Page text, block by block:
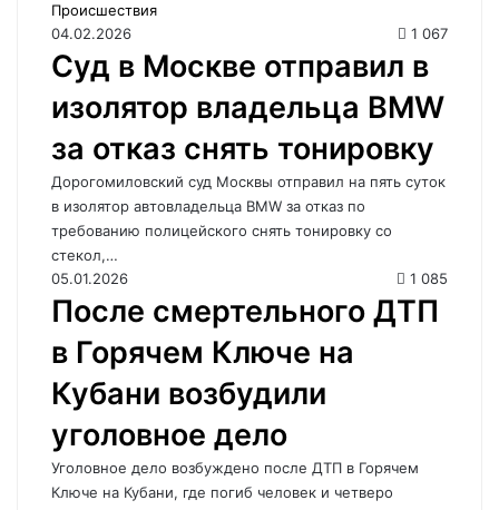
Происшествия
04.02.2026
1 067
Суд в Москве отправил в
изолятор владельца BMW
за отказ снять тонировку
Дорогомиловский суд Москвы отправил на пять суток
в изолятор автовладельца BMW за отказ по
требованию полицейского снять тонировку со
стекол,…
05.01.2026
1 085
После смертельного ДТП
в Горячем Ключе на
Кубани возбудили
уголовное дело
Уголовное дело возбуждено после ДТП в Горячем
Ключе на Кубани, где погиб человек и четверо